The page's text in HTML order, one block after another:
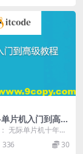
片机入门到高级
整项目案例源码
无际单片机十年经
习资料（含视频、
套开...
336 30